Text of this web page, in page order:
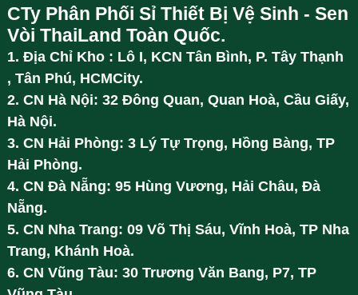
CTy Phân Phối Sỉ Thiết Bị Vệ Sinh - Sen
Vòi ThaiLand Toàn Quốc.
1. Địa Chỉ Kho : Lô I, KCN Tân Bình, P. Tây Thạnh
, Tân Phú, HCMCity.
2. CN Hà Nội: 32 Đông Quan, Quan Hoà, Cầu Giấy,
Hà Nội.
3. CN Hải Phòng: 3 Lý Tự Trọng, Hồng Bàng, TP
Hải Phòng.
4. CN Đà Nẵng: 95 Hùng Vương, Hải Châu, Đà
Nẵng.
5. CN Nha Trang: 09 Võ Thị Sáu, Vĩnh Hoà, TP Nha
Trang, Khánh Hoà.
6. CN Vũng Tàu: 30 Trương Văn Bang, P7, TP